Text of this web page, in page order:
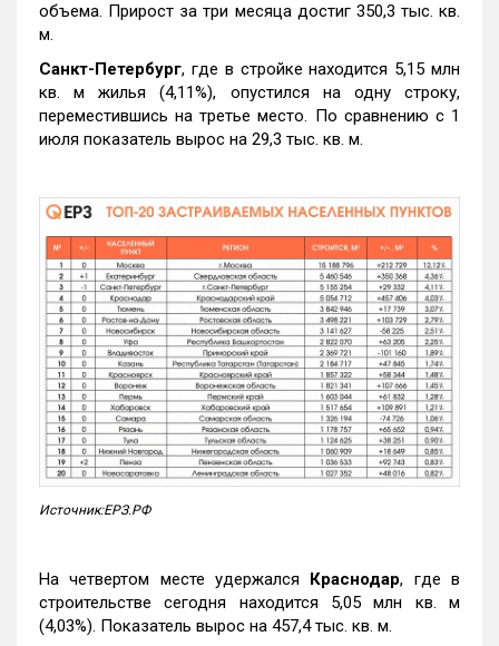
объема. Прирост за три месяца достиг 350,3 тыс. кв.
м.
Санкт-Петербург, где в стройке находится 5,15 млн
кв. м жилья (4,11%), опустился на одну строку,
переместившись на третье место. По сравнению с 1
июля показатель вырос на 29,3 тыс. кв. м.
Источник:ЕРЗ.РФ
На четвертом месте удержался Краснодар, где в
строительстве сегодня находится 5,05 млн кв. м
(4,03%). Показатель вырос на 457,4 тыс. кв. м.